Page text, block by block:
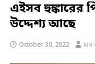
এইসব হুঙ্কারের
উদ্দেশ্য আছে
October 30, 2022 চার